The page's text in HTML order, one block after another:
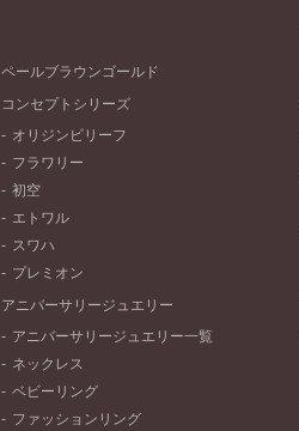
ペールブラウンゴールド
コンセプトシリーズ
オリジンビリーフ
フラワリー
初空
エトワル
スワハ
プレミオン
アニバーサリージュエリー
アニバーサリージュエリー一覧
ネックレス
ベビーリング
ファッションリング